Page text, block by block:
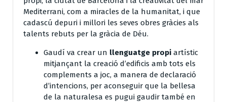
Mediterrani, com a miracles de la humanitat, i que
cadascú depuri i millori les seves obres gràcies als
talents rebuts per la gràcia de Déu.
Gaudí va crear un llenguatge propi artístic
mitjançant la creació d’edificis amb tots els
complements a joc, a manera de declaració
d’intencions, per aconseguir que la bellesa
de la naturalesa es pugui gaudir també en